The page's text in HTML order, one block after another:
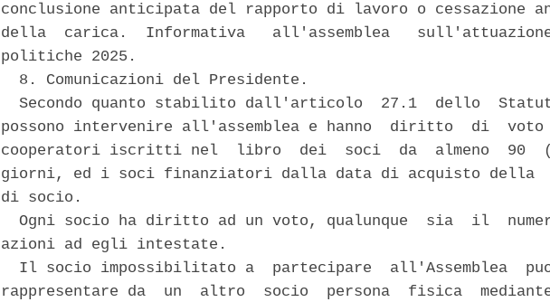
conclusione anticipata del rapporto di lavoro o cessazione
della  carica.  Informativa   all'assemblea
politiche 2025.
  8. Comunicazioni del Presidente.
Secondo quanto stabilito dall'articolo  27.1  dello
possono intervenire all'assemblea e hanno  diritto  di
cooperatori iscritti nel  libro  dei  soci  da  almeno  90
giorni, ed i soci finanziatori dalla data di acquisto della
di socio.
Ogni socio ha diritto ad un voto, qualunque  sia  il
azioni ad egli intestate.
Il socio impossibilitato a  partecipare  all'Assemblea
rappresentare da  un  altro  socio  persona  fisica